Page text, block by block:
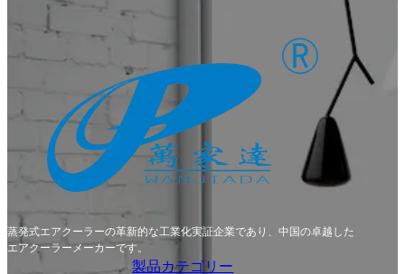
蒸発式エアクーラーの革新的な工業化実証企業であり、中国の卓越した
エアクーラーメーカーです。
製品カテゴリー